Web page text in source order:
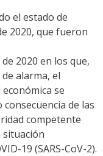
el estado de
2020, que fueron
2020 en los que,
alarma, el
se
de las
competente
situación
19 (SARS-CoV-2).